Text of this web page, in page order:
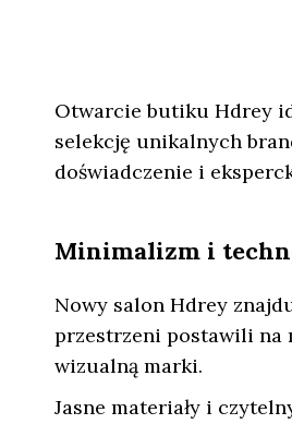
Otwarcie butiku Hdrey
selekcję unikalnych
doświadczenie i
Minimalizm i
Nowy salon Hdrey
przestrzeni postawili na
wizualną marki.
Jasne materiały i